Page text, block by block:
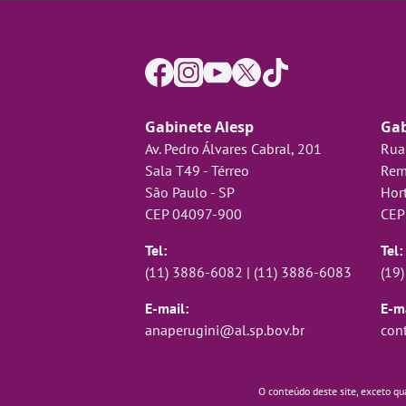
Gabinete Alesp
Av. Pedro Álvares Cabral, 201
Sala T49 - Térreo
São Paulo - SP
CEP 04097-900
Tel:
(11) 3886-6082 | (11) 3886-6083
E-mail:
anaperugini@al.sp.bov.br
Tel:
E-
O conteúdo deste site, exceto